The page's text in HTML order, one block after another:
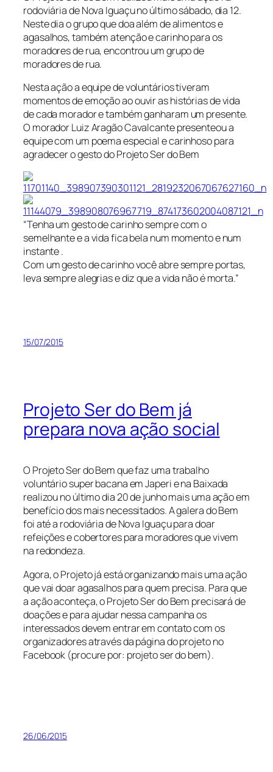
rodoviária de Nova Iguaçu no último sábado, dia 12.
Neste dia o grupo que doa além de alimentos e
agasalhos, também atenção e carinho para os
moradores de rua, encontrou um grupo de
moradores de rua.
Nesta ação a equipe de voluntários tiveram
momentos de emoção ao ouvir as histórias de vida
de cada morador e também ganharam um presente.
O morador Luiz Aragão Cavalcante presenteou a
equipe com um poema especial e carinhoso para
agradecer o gesto do Projeto Ser do Bem
“Tenha um gesto de carinho sempre com o
semelhante e a vida fica bela num momento e num
instante .
Com um gesto de carinho você abre sempre portas,
leva sempre alegrias e diz que a vida não é morta.”
15/07/2015
Projeto Ser do Bem já
prepara nova ação social
O Projeto Ser do Bem que faz uma trabalho
voluntário super bacana em Japeri e na Baixada
realizou no último dia 20 de junho mais uma ação em
benefício dos mais necessitados. A galera do Bem
foi até a rodoviária de Nova Iguaçu para doar
refeições e cobertores para moradores que vivem
na redondeza.
Agora, o Projeto já está organizando mais uma ação
que vai doar agasalhos para quem precisa. Para que
a ação aconteça, o Projeto Ser do Bem precisará de
doações e para ajudar nessa campanha os
interessados devem entrar em contato com os
organizadores através da página do projeto no
Facebook (procure por: projeto ser do bem).
26/06/2015